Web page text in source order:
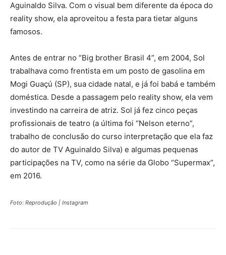
Aguinaldo Silva. Com o visual bem diferente da época do
reality show, ela aproveitou a festa para tietar alguns
famosos.
Antes de entrar no “Big brother Brasil 4”, em 2004, Sol
trabalhava como frentista em um posto de gasolina em
Mogi Guaçú (SP), sua cidade natal, e já foi babá e também
doméstica. Desde a passagem pelo reality show, ela vem
investindo na carreira de atriz. Sol já fez cinco peças
profissionais de teatro (a última foi “Nelson eterno”,
trabalho de conclusão do curso interpretação que ela faz
do autor de TV Aguinaldo Silva) e algumas pequenas
participações na TV, como na série da Globo “Supermax”,
em 2016.
Foto: Reprodução | Instagram